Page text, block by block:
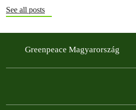
See all posts
Greenpeace Magyarország